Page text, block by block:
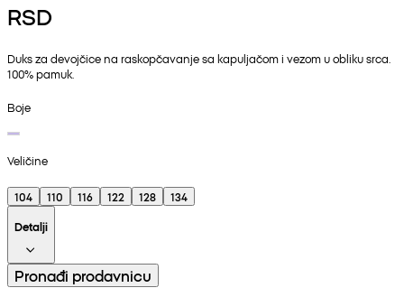
RSD
Duks za devojčice na raskopčavanje sa kapuljačom i vezom u obliku srca.
100% pamuk.
Boje
Veličine
104 110 116 122 128
134
Detalji
Pronađi prodavnicu